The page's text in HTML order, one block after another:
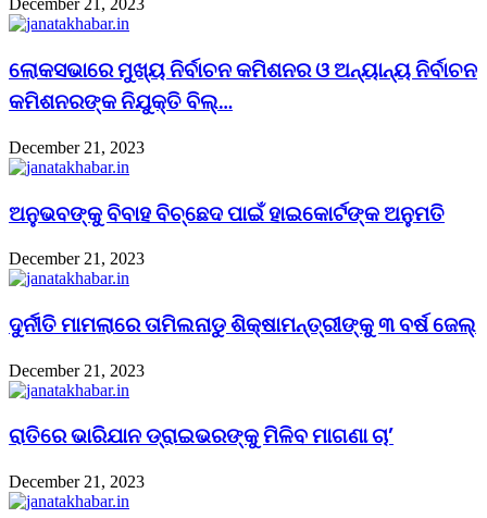
December 21, 2023
ଲୋକସଭାରେ ମୁଖ୍ୟ ନିର୍ବାଚନ କମିଶନର ଓ ଅନ୍ୟାନ୍ୟ ନିର୍ବାଚନ
କମିଶନରଙ୍କ ନିଯୁକ୍ତି ବିଲ୍…
December 21, 2023
ଅନୁଭବଙ୍କୁ ବିବାହ ବିଚ୍ଛେଦ ପାଇଁ ହାଇକୋର୍ଟଙ୍କ ଅନୁମତି
December 21, 2023
ଦୁର୍ନୀତି ମାମଲାରେ ତାମିଲନାଡୁ ଶିକ୍ଷାମନ୍ତ୍ରୀଙ୍କୁ ୩ ବର୍ଷ ଜେଲ୍‌
December 21, 2023
ରାତିରେ ଭାରିଯାନ ଡ୍ରାଇଭରଙ୍କୁ ମିଳିବ ମାଗଣା ଚା’
December 21, 2023